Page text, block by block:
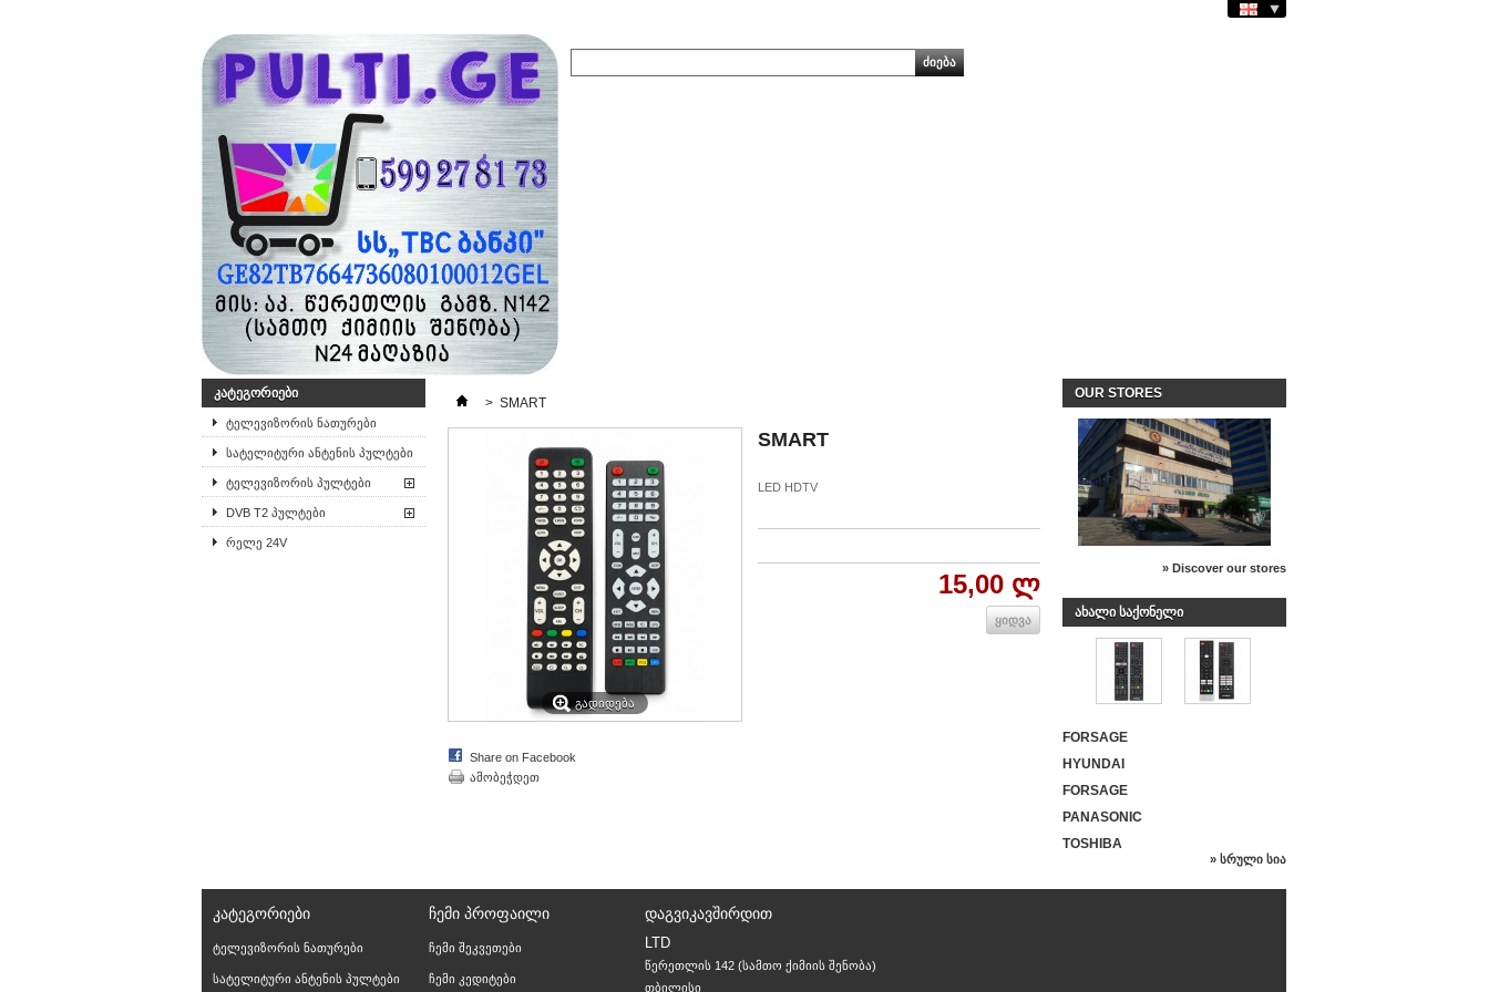
ᲙᲐᲢᲔᲒᲝᲠᲘᲔᲑᲘ
ტელევიზორის ნათურები
სატელიტური ანტენის პულტები
ტელევიზორის პულტები
DVB T2 პულტები
რელე 24V
> SMART
ᲒᲐᲓᲘᲓᲔᲑᲐ
Share on Facebook
ამობეჭდეთ
SMART
LED HDTV
15,00 ლ
ყიდვა
OUR STORES
» Discover our stores
ᲐᲮᲐᲚᲘ ᲡᲐᲥᲝᲜᲔᲚᲘ
FORSAGE
HYUNDAI
FORSAGE
PANASONIC
TOSHIBA
» სრული სია
ᲙᲐᲢᲔᲒᲝᲠᲘᲔᲑᲘ
ტელევიზორის ნათურები
სატელიტური ანტენის პულტები
ᲩᲔᲛᲘ ᲞᲠᲝᲤᲐᲘᲚᲘ
ჩემი შეკვეთები
ჩემი კედიტები
ᲓᲐᲒᲕᲘᲙᲐᲕᲨᲘᲠᲓᲘᲗ
LTD
წერეთლის 142 (სამთო ქიმიის შენობა)
თბილისი